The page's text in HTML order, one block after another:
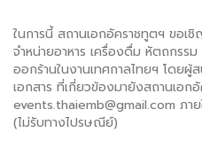
ในการนี้ สถานเอกอัคราชทูตฯ ขอเ
จำหน่ายอาหาร เครื่องดื่ม หัตถกรร
ออกร้านในงานเทศกาลไทยฯ โดยผู้
เอกสาร ที่เกี่ยวข้องมายังสถานเอก
events.thaiemb@gmail.com ภา
(ไม่รับทางไปรษณีย์)